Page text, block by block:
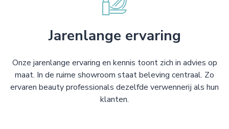
Jarenlange ervaring
Onze jarenlange ervaring en kennis toont zich in advies op
maat. In de ruime showroom staat beleving centraal. Zo
ervaren beauty professionals dezelfde verwennerij als hun
klanten.